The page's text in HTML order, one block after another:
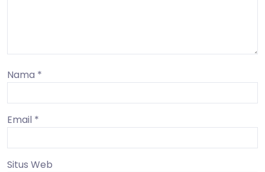
Nama *
Email *
Situs Web